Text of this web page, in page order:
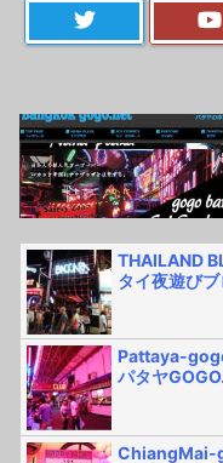
THAILAND
タイ夜遊び
Pattaya-
パタヤ
ChiangMai-